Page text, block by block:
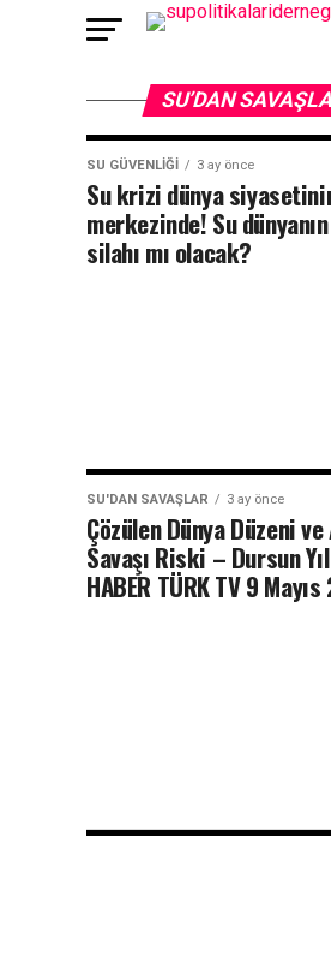
SU’DAN
SU GÜVENLIĞI 3 ay önce
Su krizi dünya
merkezinde! Su
silahı mı olacak?
SU'DAN SAVAŞLAR 3 ay önce
Çözülen Dünya Düzeni
Savaşı Riski – Dursun
HABER TÜRK TV 9